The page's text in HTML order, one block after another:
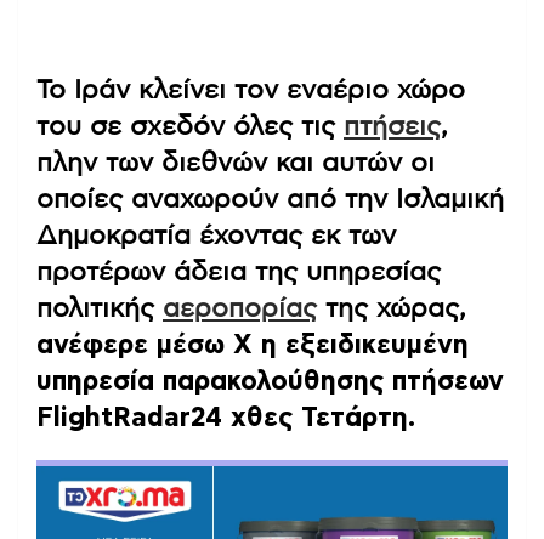
Το Ιράν κλείνει τον εναέριο χώρο
του σε σχεδόν όλες τις πτήσεις,
πλην των διεθνών και αυτών οι
οποίες αναχωρούν από την Ισλαμική
Δημοκρατία έχοντας εκ των
προτέρων άδεια της υπηρεσίας
πολιτικής αεροπορίαςτης χώρας,
ανέφερε μέσω X η εξειδικευμένη
υπηρεσία παρακολούθησης πτήσεων
FlightRadar24 χθες Τετάρτη.